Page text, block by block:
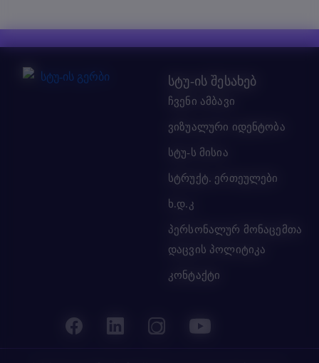
სტუ-ის შესახებ
ჩვენი ამბავი
ვიზუალური იდენტობა
სტუ-ს მისია
სტრუქტ. ერთეულები
ხ.დ.კ
პერსონალურ მონაცემთა
დაცვის პოლიტიკა
კონტაქტი